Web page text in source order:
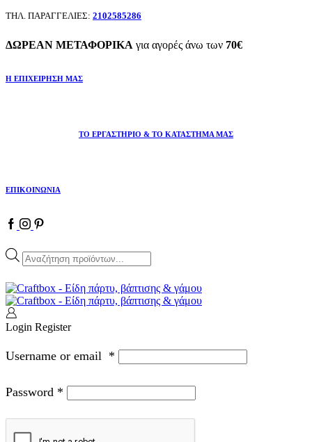
ΤΗΛ. ΠΑΡΑΓΓΕΛΙΕΣ: 2102585286
ΔΩΡΕΑΝ ΜΕΤΑΦΟΡΙΚΑ για αγορές άνω των 70€
Η ΕΠΙΧΕΙΡΗΣΗ ΜΑΣ
ΤΟ ΕΡΓΑΣΤΗΡΙΟ & ΤΟ ΚΑΤΑΣΤΗΜΑ ΜΑΣ
ΕΠΙΚΟΙΝΩΝΙΑ
Facebook
Instagram
Pinterest
Products
search
Login Register
Username or email *
Password *